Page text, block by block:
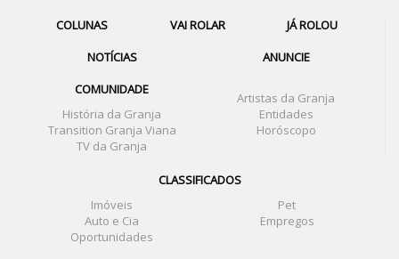
COLUNAS VAI ROLAR
JÁ ROLOU
NOTÍCIAS
ANUNCIE
COMUNIDADE
Artistas da Granja
História da Granja
Entidades
Transition Granja Viana
Horóscopo
TV da Granja
CLASSIFICADOS
Imóveis
Pet
Auto e Cia
Empregos
Oportunidades